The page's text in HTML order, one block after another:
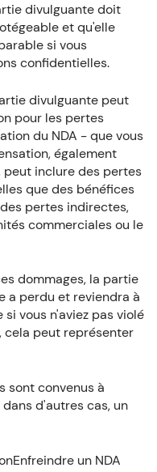
divulguante doit
et qu'elle
si vous
confidentielles.
divulguante peut
pour les pertes
du NDA - que vous
également
inclure des pertes
que des bénéfices
pertes indirectes,
commerciales ou le
dommages, la partie
a perdu et reviendra à
vous n'aviez pas violé
cela peut représenter
sont convenus à
d'autres cas, un
un NDA